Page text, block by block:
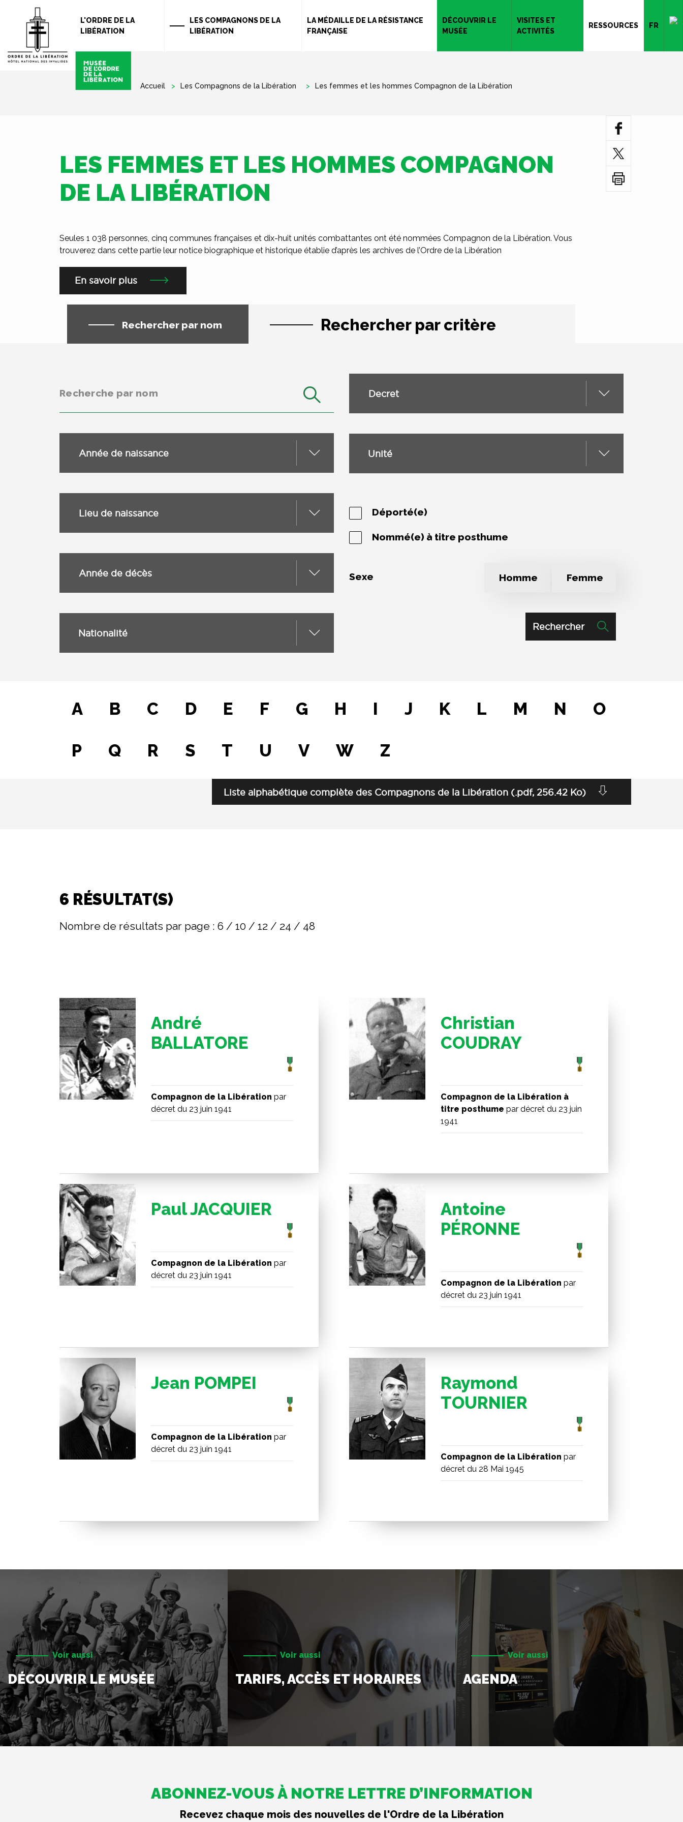
au
contenu
L'ORDRE DE LA
LIBÉRATION
LES COMPAGNONS DE LA
LIBÉRATION
LA MÉDAILLE DE LA RÉSISTANCE
FRANÇAISE
DÉCOUVRIR LE
MUSÉE
VISITES ET
ACTIVITÉS
RESSOURCES FR
Accueil Les Compagnons de la Libération Les femmes et les hommes Compagnon de la Libération
LES FEMMES ET LES HOMMES COMPAGNON
DE LA LIBÉRATION
Seules 1 038 personnes, cinq communes françaises et dix-huit unités combattantes ont été nommées Compagnon de la Libération. Vous
trouverez dans cette partie leur notice biographique et historique établie d’après les archives de l’Ordre de la Libération
En savoir plus
Rechercher par nom Rechercher par critère
Année de naissance
Lieu de naissance
Année de décès
Nationalité
Decret
Unité
Déporté(e)
Nommé(e) à titre posthume
Sexe Homme Femme
Rechercher
A B C D E F G H I J K L M N O
P Q R S T U V W Z
Liste alphabétique complète des Compagnons de la Libération (.pdf, 256.42 Ko)
6 RÉSULTAT(S)
Nombre de résultats par page : 6 / 10 / 12 / 24 / 48
André
BALLATORE
Compagnon de la Libération par
décret du 23 juin 1941
Christian
COUDRAY
Compagnon de la Libération à
titre posthume par décret du 23 juin
1941
Paul JACQUIER
Compagnon de la Libération par
décret du 23 juin 1941
Antoine
PÉRONNE
Compagnon de la Libération par
décret du 23 juin 1941
Jean POMPEI
Compagnon de la Libération par
décret du 23 juin 1941
Raymond
TOURNIER
Compagnon de la Libération par
décret du 28 Mai 1945
Voir aussi
DÉCOUVRIR LE MUSÉE
Voir aussi
TARIFS, ACCÈS ET HORAIRES
Voir aussi
AGENDA
ABONNEZ-VOUS À NOTRE LETTRE D’INFORMATION
Recevez chaque mois des nouvelles de l'Ordre de la Libération